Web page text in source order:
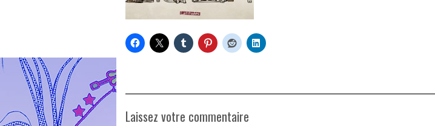
Laissez votre commentaire